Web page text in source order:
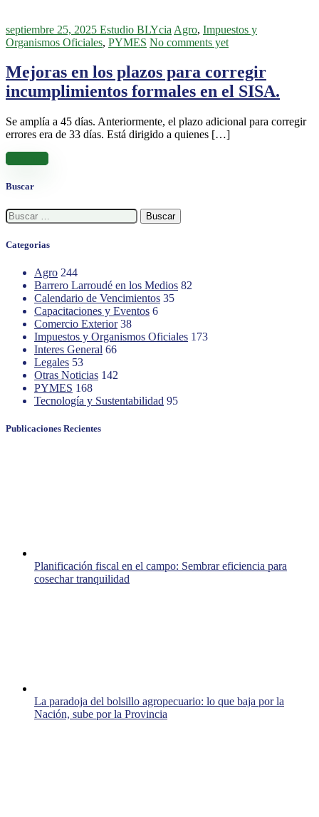
septiembre 25, 2025 Estudio BLYcia Agro, Impuestos y
Organismos Oficiales, PYMES No comments yet
Mejoras en los plazos para corregir
incumplimientos formales en el SISA.
Se amplía a 45 días. Anteriormente, el plazo adicional para corregir
errores era de 33 días. Está dirigido a quienes […]
Buscar
Buscar:
Categorias
Agro 244
Barrero Larroudé en los Medios 82
Calendario de Vencimientos 35
Capacitaciones y Eventos 6
Comercio Exterior 38
Impuestos y Organismos Oficiales 173
Interes General 66
Legales 53
Otras Noticias 142
PYMES 168
Tecnología y Sustentabilidad 95
Publicaciones Recientes
Planificación fiscal en el campo: Sembrar eficiencia para
cosechar tranquilidad
La paradoja del bolsillo agropecuario: lo que baja por la
Nación, sube por la Provincia